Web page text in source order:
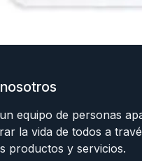
equipo de personas
la vida de todos a
productos y servicios.